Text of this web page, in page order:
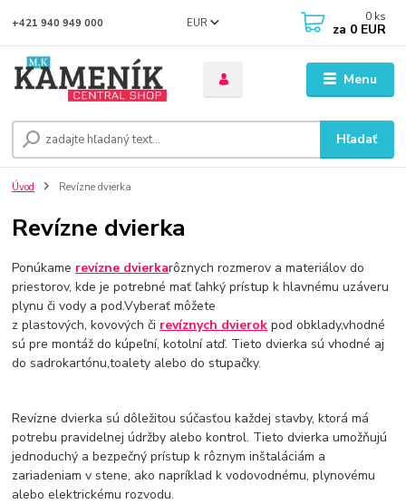
Menu
EUR
Hľadať
+421 940 949 000 0 ks
za 0 EUR
Úvod Revízne dvierka
Revízne dvierka
Ponúkame revízne dvierkarôznych rozmerov a materiálov do
priestorov, kde je potrebné mať ľahký prístup k hlavnému uzáveru
plynu či vody a pod.Vyberať môžete
z plastových, kovových či revíznych dvierok pod obklady,vhodné
sú pre montáž do kúpeľní, kotolní atď. Tieto dvierka sú vhodné aj
do sadrokartónu,toalety alebo do stupačky.
Revízne dvierka sú dôležitou súčasťou každej stavby, ktorá má
potrebu pravidelnej údržby alebo kontrol. Tieto dvierka umožňujú
jednoduchý a bezpečný prístup k rôznym inštaláciám a
zariadeniam v stene, ako napríklad k vodovodnému, plynovému
alebo elektrickému rozvodu.